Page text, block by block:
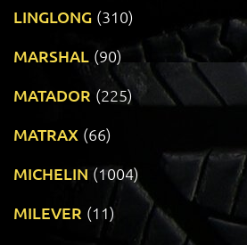
LINGLONG (310)
MARSHAL (90)
MATADOR (225)
MATRAX (66)
MICHELIN (1004)
MILEVER (11)